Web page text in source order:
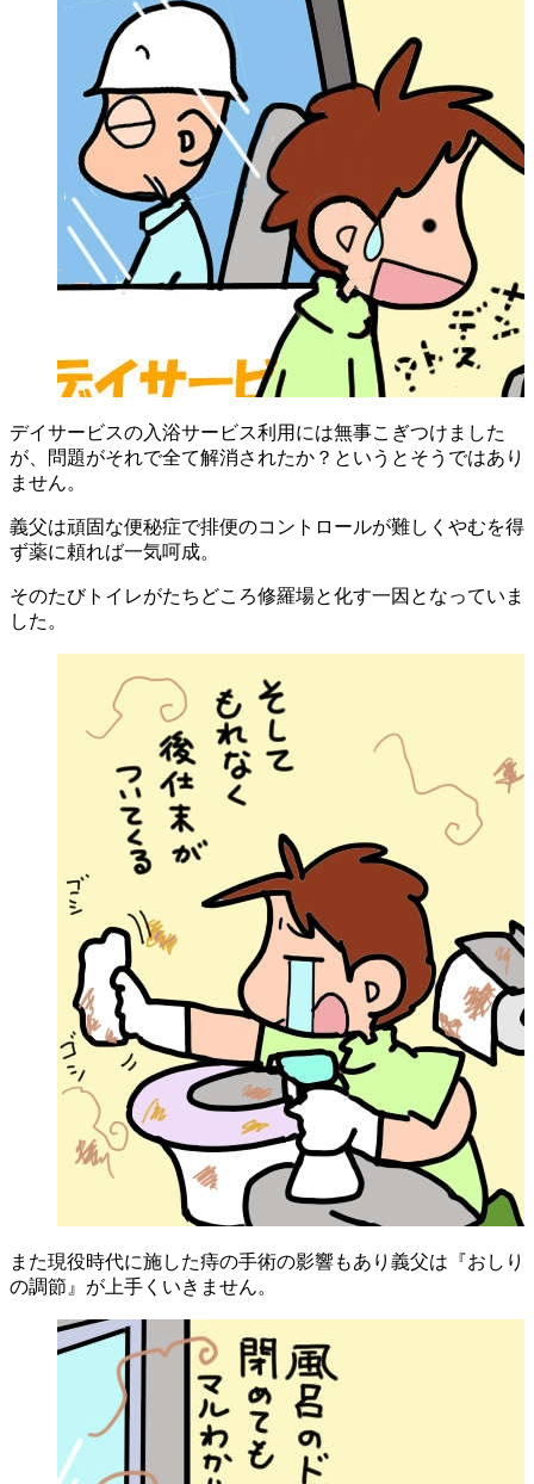
デイサービスの入浴サービス利用には無事こぎつけました
が、問題がそれで全て解消されたか？というとそうではあり
ません。
義父は頑固な便秘症で排便のコントロールが難しくやむを得
ず薬に頼れば一気呵成。
そのたびトイレがたちどころ修羅場と化す一因となっていま
した。
また現役時代に施した痔の手術の影響もあり義父は『おしり
の調節』が上手くいきません。